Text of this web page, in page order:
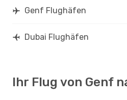
Genf Flughäfen
Dubai Flughäfen
Ihr Flug von Genf